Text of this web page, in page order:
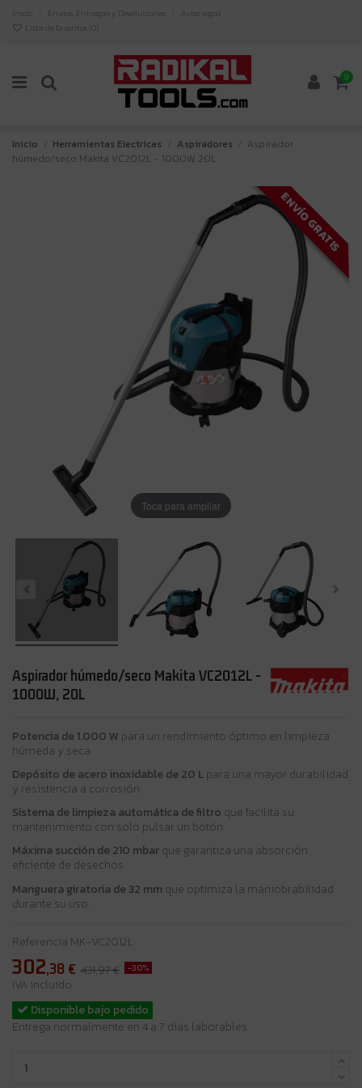
Inicio Envíos, Entregas y Devoluciones
Aviso legal
Lista de favoritos ( 0)
0
Inicio Herramientas Electricas Aspiradores
Aspirador
húmedo/seco Makita VC2012L - 1000W, 20L
ENVÍO GRATIS
Toca para ampliar
Aspirador húmedo/seco Makita VC2012L -
1000W, 20L
Potencia de 1.000 W para un rendimiento óptimo en limpieza
húmeda y seca.
Depósito de acero inoxidable de 20 Lpara una mayor durabilidad
y resistencia a corrosión.
Sistema de limpieza automática de filtro que facilita su
mantenimiento con solo pulsar un botón.
Máxima succión de 210 mbarque garantiza una absorción
eficiente de desechos.
Manguera giratoria de 32 mm que optimiza la maniobrabilidad
durante su uso.
Referencia MK-VC2012L
302,38 € 431,97 € -30%
IVA incluido
Disponible bajo pedido
Entrega normalmente en 4 a 7 días laborables.